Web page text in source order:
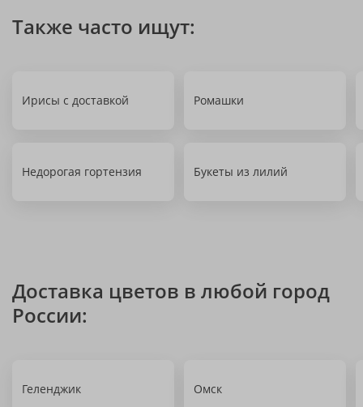
Также часто ищут:
Ирисы с доставкой Ромашки
Недорогая гортензия Букеты из лилий
Доставка цветов в любой город
России:
Геленджик Омск